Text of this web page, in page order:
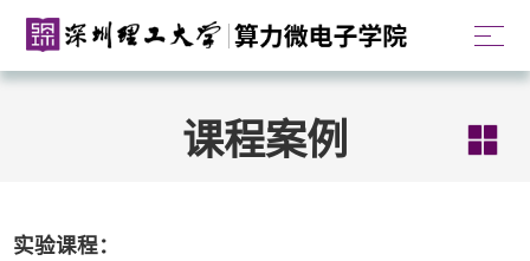
课程案例
实验课程：